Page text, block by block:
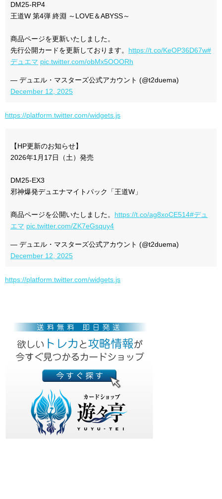
DM25-RP4
王道W 第4弾 終淵 ～LOVE＆ABYSS～
商品ページを更新いたしました。
先行公開カードを更新しております。 https://t.co/KeOP36D67w#
デュエマ pic.twitter.com/obMx5OOORh
— デュエル・マスターズ公式アカウント (@t2duema)
December 12, 2025
https://platform.twitter.com/widgets.js
【HP更新のお知らせ】
2026年1月17日（土）発売
DM25-EX3
邪神爆発デュエナマイトパック「王道W」
商品ページを公開いたしました。 https://t.co/ag8xoCE514#デュ
エマ pic.twitter.com/ZK7eGsquy4
— デュエル・マスターズ公式アカウント (@t2duema)
December 12, 2025
https://platform.twitter.com/widgets.js